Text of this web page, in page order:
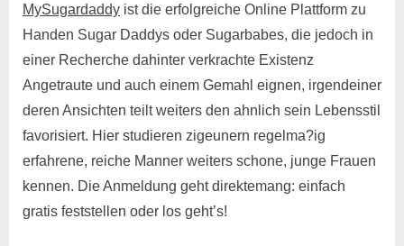
MySugardaddy ist die erfolgreiche Online Plattform zu
Handen Sugar Daddys oder Sugarbabes, die jedoch in
einer Recherche dahinter verkrachte Existenz
Angetraute und auch einem Gemahl eignen, irgendeiner
deren Ansichten teilt weiters den ahnlich sein Lebensstil
favorisiert. Hier studieren zigeunern regelma?ig
erfahrene, reiche Manner weiters schone, junge Frauen
kennen. Die Anmeldung geht direktemang: einfach
gratis feststellen oder los geht’s!